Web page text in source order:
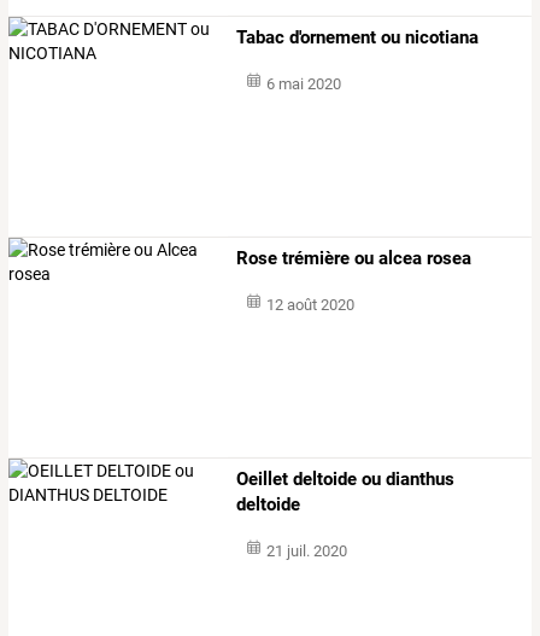
Tabac d'ornement ou nicotiana
6 mai 2020
Rose trémière ou alcea rosea
12 août 2020
Oeillet deltoide ou dianthus
deltoide
21 juil. 2020